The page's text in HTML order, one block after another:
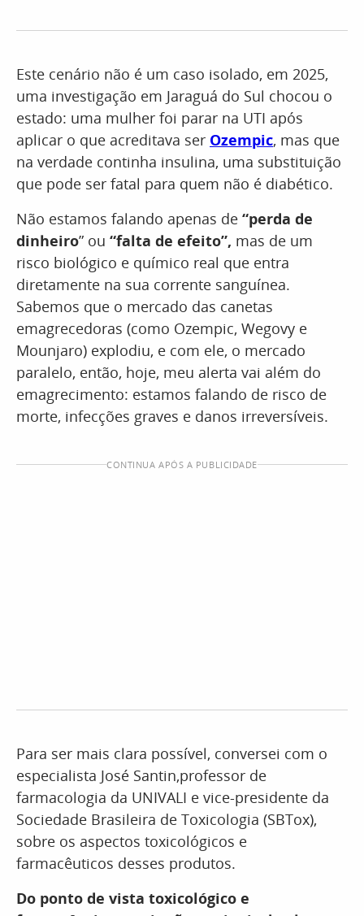
Este cenário não é um caso isolado, em 2025,
uma investigação em Jaraguá do Sul chocou o
estado: uma mulher foi parar na UTI após
aplicar o que acreditava ser Ozempic, mas que
na verdade continha insulina, uma substituição
que pode ser fatal para quem não é diabético.
Não estamos falando apenas de “perda de
dinheiro” ou “falta de efeito”, mas de um
risco biológico e químico real que entra
diretamente na sua corrente sanguínea.
Sabemos que o mercado das canetas
emagrecedoras (como Ozempic, Wegovy e
Mounjaro) explodiu, e com ele, o mercado
paralelo, então, hoje, meu alerta vai além do
emagrecimento: estamos falando de risco de
morte, infecções graves e danos irreversíveis.
CONTINUA APÓS A PUBLICIDADE
Para ser mais clara possível, conversei com o
especialista José Santin,professor de
farmacologia da UNIVALI e vice-presidente da
Sociedade Brasileira de Toxicologia (SBTox),
sobre os aspectos toxicológicos e
farmacêuticos desses produtos.
Do ponto de vista toxicológico e